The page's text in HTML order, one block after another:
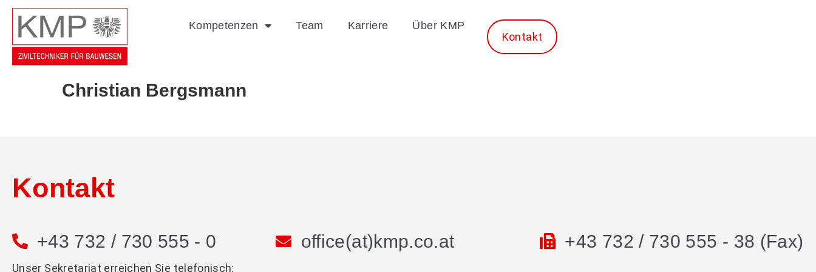
Kompetenzen Team Karriere Über KMP
Kontakt
Christian Bergsmann
Kontakt
+43 732 / 730 555 - 0
Unser Sekretariat erreichen Sie telefonisch:
office(at)kmp.co.at +43 732 / 730 555 - 38 (Fax)